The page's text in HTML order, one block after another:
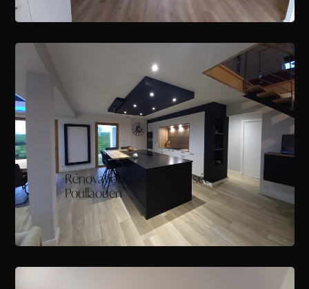
Rénovation rez de chaussée -
Poullaouen